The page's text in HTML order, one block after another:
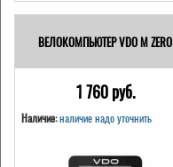
ВЕЛОКОМПЬЮТЕР VDO M ZERO
1 760 pуб.
Наличие:наличие надо уточнить